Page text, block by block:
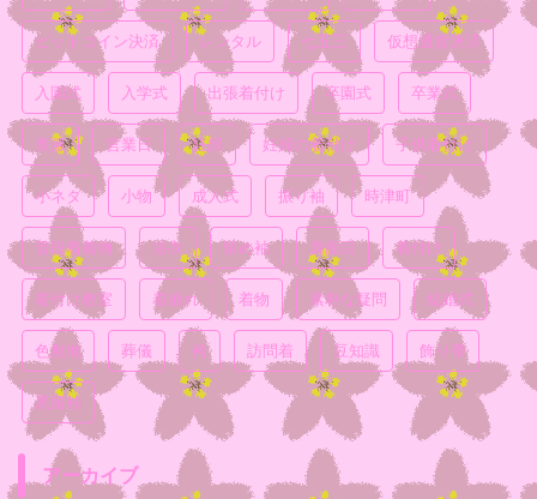
ビットコイン決済 レンタル 七五三 仮想通貨決済
入園式 入学式 出張着付け 卒園式 卒業式
喪服 営業日 妊婦 妊婦の着付け 子供着付け
小ネタ 小物 成人式 振り袖 時津町
普段着着物 浴衣 留め袖 真面目 着付け
着付け教室 着崩れ 着物 素朴な疑問 結婚式
色無地 葬儀 袴 訪問着 豆知識 飾り帯
黒留袖
アーカイブ